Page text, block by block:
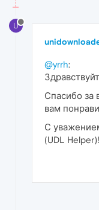
U
@yrrh:
Спасибо за
вам
С
(UDL Helper)!